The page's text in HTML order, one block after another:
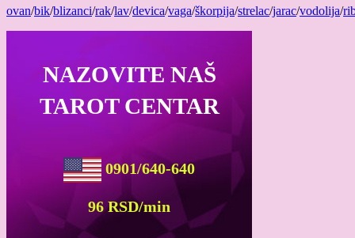
ovan/bik/blizanci/rak/lav/devica/vaga/škorpija/strelac/jarac/vodolija/